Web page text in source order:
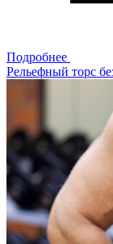
Подробнее
Рельефный торс